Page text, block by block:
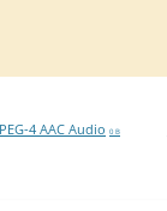
4 AAC Audio 0 B